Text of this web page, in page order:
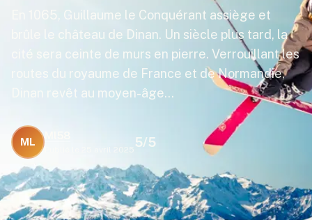
En 1065, Guillaume le Conquérant assiège et
brûle le château de Dinan. Un siècle plus tard, la
cité sera ceinte de murs en pierre. Verrouillant les
routes du royaume de France et de Normandie,
Dinan revêt au moyen-âge…
ML
25 avril 2025
5/5